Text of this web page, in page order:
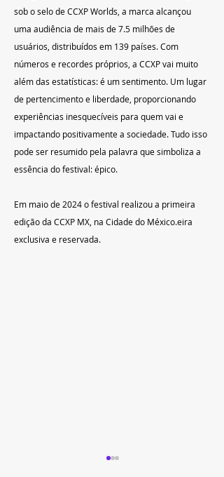
sob o selo de CCXP Worlds, a marca alcançou
uma audiência de mais de 7.5 milhões de
usuários, distribuídos em 139 países. Com
números e recordes próprios, a CCXP vai muito
além das estatísticas: é um sentimento. Um lugar
de pertencimento e liberdade, proporcionando
experiências inesquecíveis para quem vai e
impactando positivamente a sociedade. Tudo isso
pode ser resumido pela palavra que simboliza a
essência do festival: épico.
Em maio de 2024 o festival realizou a primeira
edição da CCXP MX, na Cidade do México.eira
exclusiva e reservada.